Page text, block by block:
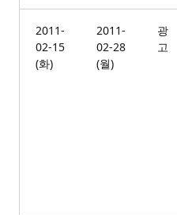
2011-
02-15
(화)
2011-
02-28
(월)
광
고